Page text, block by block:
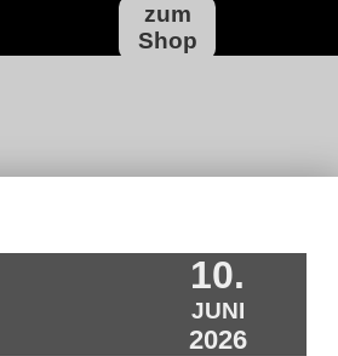
zum
Shop
10.
JUNI
2026